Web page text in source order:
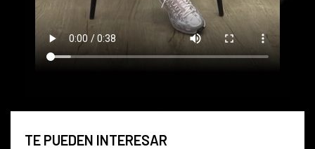
TE PUEDEN INTERESAR